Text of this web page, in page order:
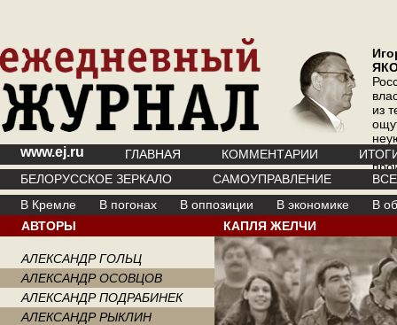
из
где
www.ej.ru ГЛАВНАЯ КОММЕНТАРИИ
БЕЛОРУССКОЕ ЗЕРКАЛО
САМОУПРАВЛЕНИЕ
В Кремле
В погонах В оппозиции В экономике
В
АВТОРЫ
АЛЕКСАНДР ГОЛЬЦ
АЛЕКСАНДР ОСОВЦОВ
АЛЕКСАНДР ПОДРАБИНЕК
АЛЕКСАНДР РЫКЛИН
КАПЛЯ ЖЕЛЧИ